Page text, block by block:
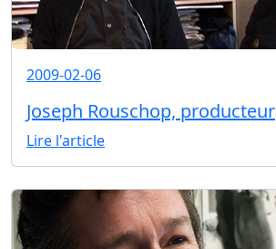
2009-02-06
Joseph Rouschop, producteur
Lire l'article